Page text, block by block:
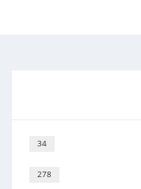
34
278